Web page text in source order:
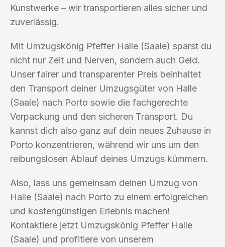
Kunstwerke – wir transportieren alles sicher und
zuverlässig.
Mit Umzugskönig Pfeffer Halle (Saale) sparst du
nicht nur Zeit und Nerven, sondern auch Geld.
Unser fairer und transparenter Preis beinhaltet
den Transport deiner Umzugsgüter von Halle
(Saale) nach Porto sowie die fachgerechte
Verpackung und den sicheren Transport. Du
kannst dich also ganz auf dein neues Zuhause in
Porto konzentrieren, während wir uns um den
reibungslosen Ablauf deines Umzugs kümmern.
Also, lass uns gemeinsam deinen Umzug von
Halle (Saale) nach Porto zu einem erfolgreichen
und kostengünstigen Erlebnis machen!
Kontaktiere jetzt Umzugskönig Pfeffer Halle
(Saale) und profitiere von unserem